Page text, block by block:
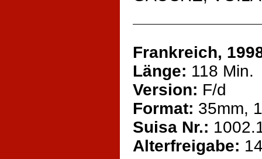
Frankreich,
Länge: 118 Min.
Version: F/d
Format: 35mm,
Suisa Nr.:
Alterfreigabe: